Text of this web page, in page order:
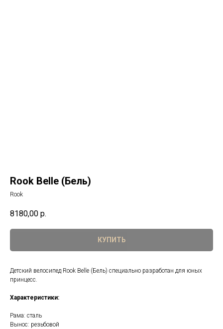
Rook Belle (Бель)
Rook
8180,00 р.
КУПИТЬ
Детский велосипед Rook Belle (Бель) специально разработан для юных
принцесс.
Характеристики:
Рама: сталь
Вынос: резьбовой